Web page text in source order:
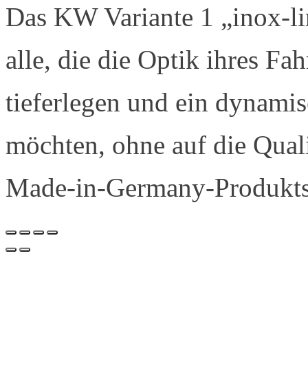
Das KW Variante 1 „inox-
alle, die die Optik ihres
tieferlegen und ein
möchten, ohne auf die
Made-in-Germany-